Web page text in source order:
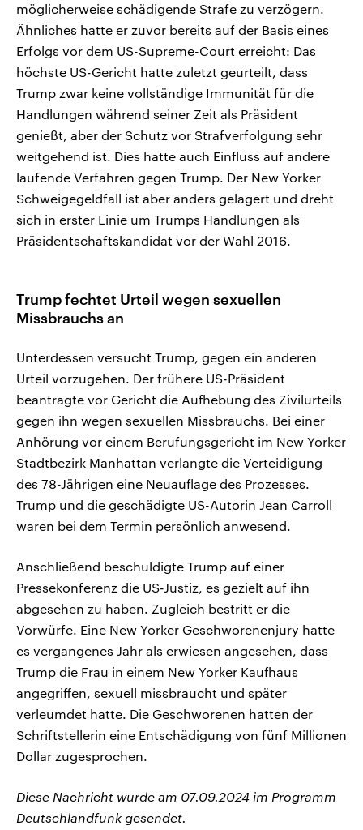
möglicherweise schädigende Strafe zu verzögern.
Ähnliches hatte er zuvor bereits auf der Basis eines
Erfolgs vor dem US-Supreme-Court erreicht: Das
höchste US-Gericht hatte zuletzt geurteilt, dass
Trump zwar keine vollständige Immunität für die
Handlungen während seiner Zeit als Präsident
genießt, aber der Schutz vor Strafverfolgung sehr
weitgehend ist. Dies hatte auch Einfluss auf andere
laufende Verfahren gegen Trump. Der New Yorker
Schweigegeldfall ist aber anders gelagert und dreht
sich in erster Linie um Trumps Handlungen als
Präsidentschaftskandidat vor der Wahl 2016.
Trump fechtet Urteil wegen sexuellen
Missbrauchs an
Unterdessen versucht Trump, gegen ein anderen
Urteil vorzugehen. Der frühere US-Präsident
beantragte vor Gericht die Aufhebung des Zivilurteils
gegen ihn wegen sexuellen Missbrauchs. Bei einer
Anhörung vor einem Berufungsgericht im New Yorker
Stadtbezirk Manhattan verlangte die Verteidigung
des 78-Jährigen eine Neuauflage des Prozesses.
Trump und die geschädigte US-Autorin Jean Carroll
waren bei dem Termin persönlich anwesend.
Anschließend beschuldigte Trump auf einer
Pressekonferenz die US-Justiz, es gezielt auf ihn
abgesehen zu haben. Zugleich bestritt er die
Vorwürfe. Eine New Yorker Geschworenenjury hatte
es vergangenes Jahr als erwiesen angesehen, dass
Trump die Frau in einem New Yorker Kaufhaus
angegriffen, sexuell missbraucht und später
verleumdet hatte. Die Geschworenen hatten der
Schriftstellerin eine Entschädigung von fünf Millionen
Dollar zugesprochen.
Diese Nachricht wurde am 07.09.2024 im Programm
Deutschlandfunk gesendet.